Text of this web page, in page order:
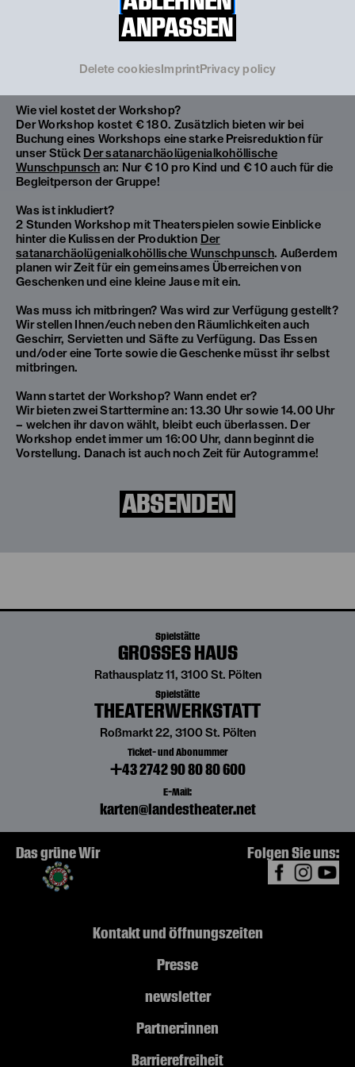
ANPASSEN
Delete cookies Imprint Privacy policy
Für welches Alter ist der Workshop gedacht?
Das Alter der Kinder sollte in etwa zwischen 6 und 12 Jahren
Wie viel kostet der Workshop?
Der Workshop kostet € 180. Zusätzlich bieten wir bei
Buchung eines Workshops eine starke Preisreduktion für
unser Stück Der satanarchäolügenialkohöllische
Wunschpunsch an: Nur € 10 pro Kind und € 10 auch für die
Begleitperson der Gruppe!
Was ist inkludiert?
2 Stunden Workshop mit Theaterspielen sowie Einblicke
hinter die Kulissen der Produktion Der
satanarchäolügenialkohöllische Wunschpunsch. Außerdem
planen wir Zeit für ein gemeinsames Überreichen von
Geschenken und eine kleine Jause mit ein.
Was muss ich mitbringen? Was wird zur Verfügung gestellt?
Wir stellen Ihnen/euch neben den Räumlichkeiten auch
Geschirr, Servietten und Säfte zu Verfügung. Das Essen
und/oder eine Torte sowie die Geschenke müsst ihr selbst
mitbringen.
Wann startet der Workshop? Wann endet er?
Wir bieten zwei Starttermine an: 13.30 Uhr sowie 14.00 Uhr
– welchen ihr davon wählt, bleibt euch überlassen. Der
Workshop endet immer um 16:00 Uhr, dann beginnt die
Vorstellung. Danach ist auch noch Zeit für Autogramme!
ABSENDEN
Spielstätte
GROSSES HAUS
Rathausplatz 11, 3100 St. Pölten
Spielstätte
THEATERWERKSTATT
Roßmarkt 22, 3100 St. Pölten
Ticket- und Abonummer
+43 2742 90 80 80 600
E-Mail:
karten@landestheater.net
Das grüne Wir Folgen Sie uns:
Kontakt und Öffnungszeiten
Presse
newsletter
Partner:innen
Barrierefreiheit